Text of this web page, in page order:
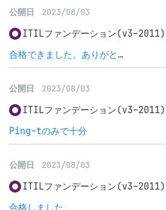
公開日 2023/08/03
ITILファンデーション(v3-2011)
合格できました。ありがとうございました！
公開日 2023/08/03
ITILファンデーション(v3-2011)
Ping-tのみで十分
公開日 2023/08/03
ITILファンデーション(v3-2011)
合格しました